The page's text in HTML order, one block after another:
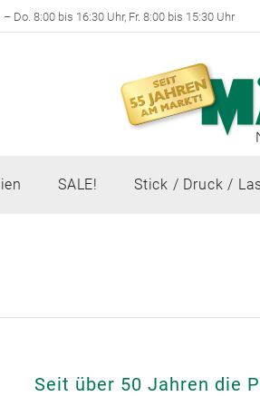
– Do. 8:00 bis 16:30 Uhr, Fr. 8:00 bis 15:30 Uhr
SALE! Stick / Druck /
Seit über 50 Jahren die